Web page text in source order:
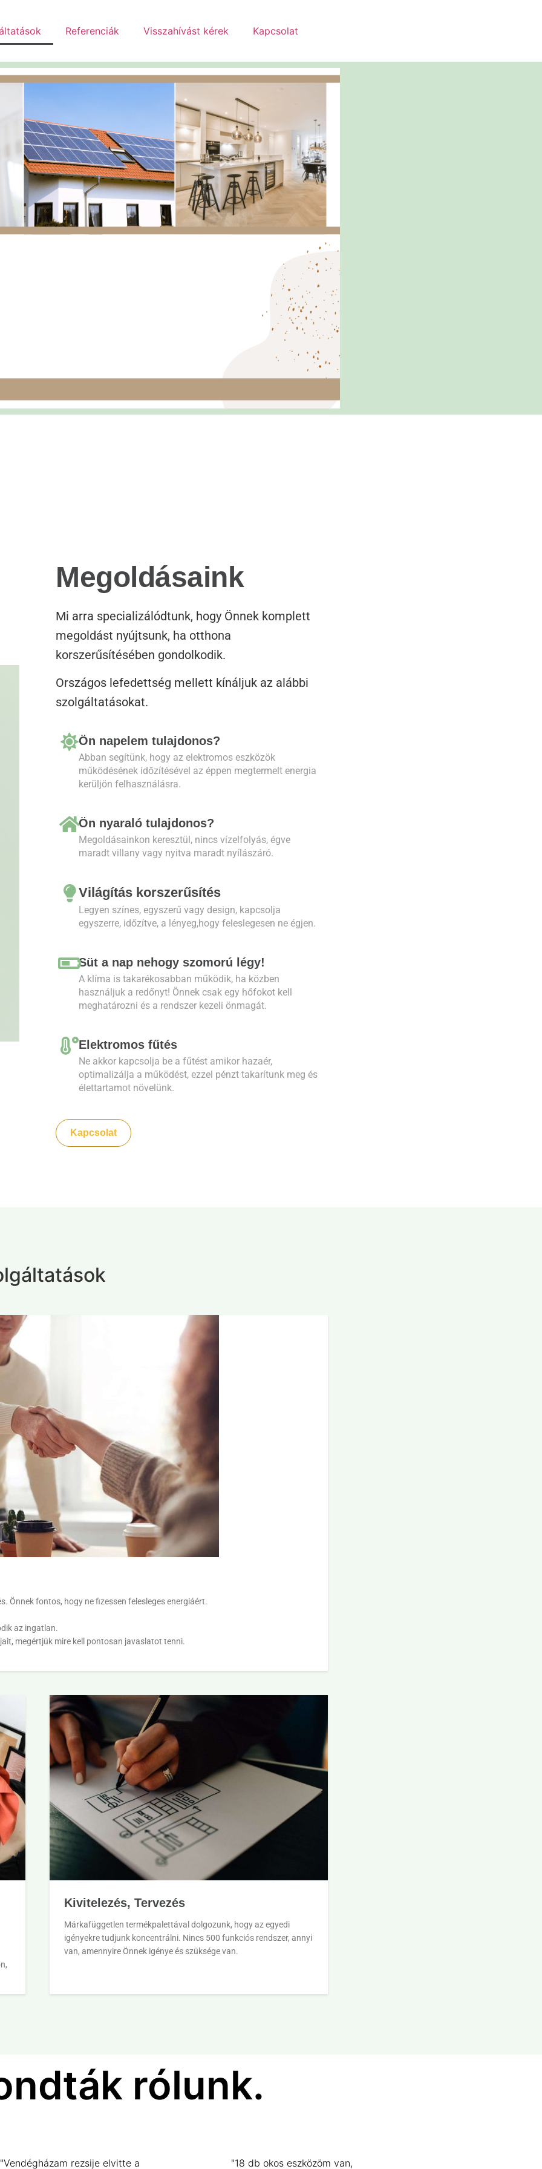
Referenciák Visszahívást kérek Kapcsolat
Megoldásaink
Mi arra specializálódtunk, hogy Önnek komplett
megoldást nyújtsunk, ha otthona
korszerűsítésében gondolkodik.
Országos lefedettség mellett kínáljuk az alábbi
szolgáltatásokat.
Ön napelem tulajdonos?
Abban segítünk, hogy az elektromos eszközök
működésének időzítésével az éppen megtermelt energia
kerüljön felhasználásra.
Ön nyaraló tulajdonos?
Megoldásainkon keresztül, nincs vízelfolyás, égve
maradt villany vagy nyitva maradt nyílászáró.
Világítás korszerűsítés
Legyen színes, egyszerű vagy design, kapcsolja
egyszerre, időzítve, a lényeg,hogy feleslegesen ne égjen.
Süt a nap nehogy szomorú légy!
A klíma is takarékosabban működik, ha közben
használjuk a redőnyt! Önnek csak egy hőfokot kell
meghatározni és a rendszer kezeli önmagát.
Elektromos fűtés
Ne akkor kapcsolja be a fűtést amikor hazaér,
optimalizálja a működést, ezzel pénzt takarítunk meg és
élettartamot növelünk.
Kapcsolat
Önnek fontos, hogy ne fizessen felesleges energiáért.
az ingatlan.
megértjük mire kell pontosan javaslatot tenni.
Kivitelezés, Tervezés
Márkafüggetlen termékpalettával dolgozunk, hogy az egyedi
igényekre tudjunk koncentrálni. Nincs 500 funkciós rendszer, annyi
van, amennyire Önnek igénye és szüksége van.
rólunk.
"Vendégházam rezsije elvitte a "18 db okos eszközöm van,